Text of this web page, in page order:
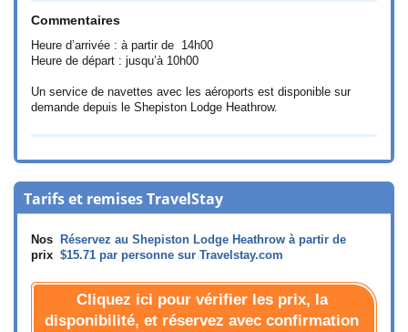
Commentaires
Heure d’arrivée : à partir de 14h00
Heure de départ : jusqu’à 10h00
Un service de navettes avec les aéroports est disponible sur
demande depuis le Shepiston Lodge Heathrow.
Tarifs et remises TravelStay
Nos
prix
Réservez au Shepiston Lodge Heathrow à partir de
$15.71 par personne sur Travelstay.com
Cliquez ici pour vérifier les prix, la
disponibilité, et réservez avec confirmation